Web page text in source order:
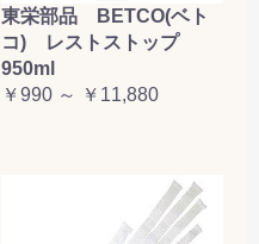
東栄部品 BETCO(ベト
コ) レストストップ
950ml
￥990 ～ ￥11,880